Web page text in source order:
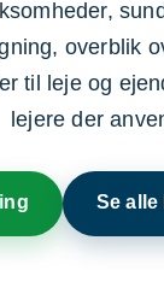
overblik
til leje og
lejere der
Se